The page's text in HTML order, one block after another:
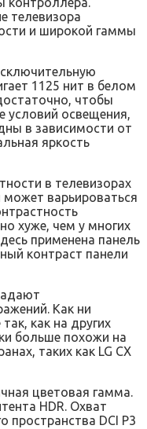
телевизора
и широкой гаммы
1125 нит в белом
чтобы
условий освещения,
в зависимости от
яркость
в телевизорах
может варьироваться
хуже, чем у многих
применена панель
контраст панели
Как ни
как на других
больше похожи на
таких как LG CX
цветовая гамма.
HDR. Охват
пространства DCI P3